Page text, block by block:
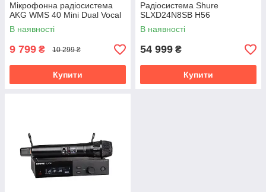
Мікрофонна радіосистема
AKG WMS 40 Mini Dual Vocal
В наявності
9 799 ₴ 10 299 ₴
Купити
Радіосистема Shure
SLXD24N8SB H56
В наявності
54 999 ₴
Купити